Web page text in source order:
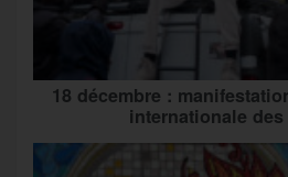
18 décembre :
internationale